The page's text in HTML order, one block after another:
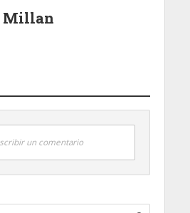
Millan
un comentario